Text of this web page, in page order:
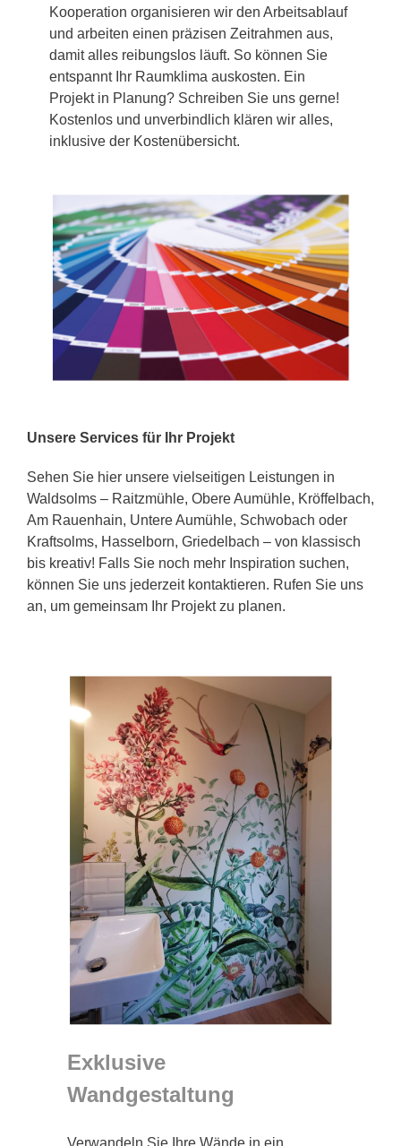
Kooperation organisieren wir den Arbeitsablauf
und arbeiten einen präzisen Zeitrahmen aus,
damit alles reibungslos läuft. So können Sie
entspannt Ihr Raumklima auskosten. Ein
Projekt in Planung? Schreiben Sie uns gerne!
Kostenlos und unverbindlich klären wir alles,
inklusive der Kostenübersicht.
Unsere Services für Ihr Projekt
Sehen Sie hier unsere vielseitigen Leistungen in
Waldsolms – Raitzmühle, Obere Aumühle, Kröffelbach,
Am Rauenhain, Untere Aumühle, Schwobach oder
Kraftsolms, Hasselborn, Griedelbach – von klassisch
bis kreativ! Falls Sie noch mehr Inspiration suchen,
können Sie uns jederzeit kontaktieren. Rufen Sie uns
an, um gemeinsam Ihr Projekt zu planen.
Exklusive
Wandgestaltung
Verwandeln Sie Ihre Wände in ein